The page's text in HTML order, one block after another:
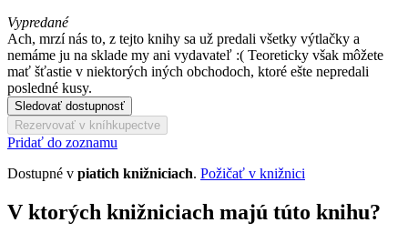
Vypredané
Ach, mrzí nás to, z tejto knihy sa už predali všetky výtlačky a
nemáme ju na sklade my ani vydavateľ :( Teoreticky však môžete
mať šťastie v niektorých iných obchodoch, ktoré ešte nepredali
posledné kusy.
Sledovať dostupnosť
Rezervovať v kníhkupectve
Pridať do zoznamu
Dostupné v piatich knižniciach. Požičať v knižnici
V ktorých knižniciach majú túto knihu?